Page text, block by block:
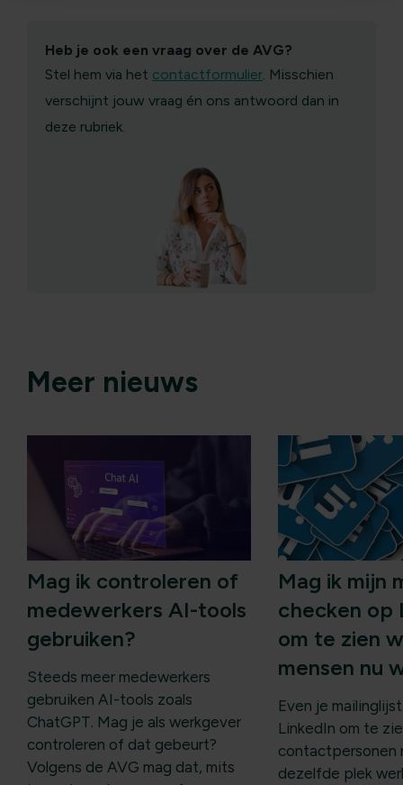
Heb je ook een vraag over de AVG?
Stel hem via het contactformulier. Misschien
verschijnt jouw vraag én ons antwoord dan in
deze rubriek.
Meer nieuws
Mag ik controleren of
medewerkers AI-tools
gebruiken?
Steeds meer medewerkers
gebruiken AI-tools zoals
ChatGPT. Mag je als werkgever
controleren of dat gebeurt?
Volgens de AVG mag dat, mits
Mag ik mijn
checken op
om te zien
mensen nu
Even je
LinkedIn om te
contactpersonen
dezelfde plek